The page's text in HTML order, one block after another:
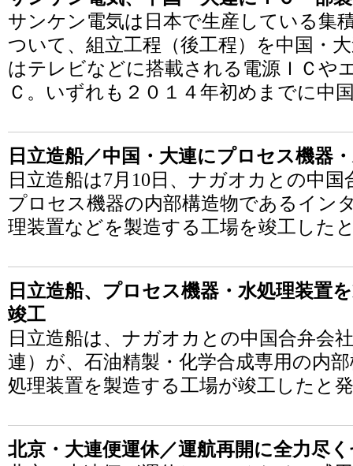
サンケン電気は日本で生産している集
ついて、組立工程（後工程）を中国・
はテレビなどに搭載される電源ＩＣや
Ｃ。いずれも２０１４年初めまでに中
日立造船／中国・大連にプロセス機器
日立造船は7月10日、ナガオカとの中
プロセス機器の内部構造物であるイン
理装置などを製造する工場を竣工した
日立造船、プロセス機器・水処理装置
竣工
日立造船は、ナガオカとの中国合弁会
連）が、石油精製・化学合成専用の内
処理装置を製造する工場が竣工したと
北京・大連便運休／運航再開に全力尽